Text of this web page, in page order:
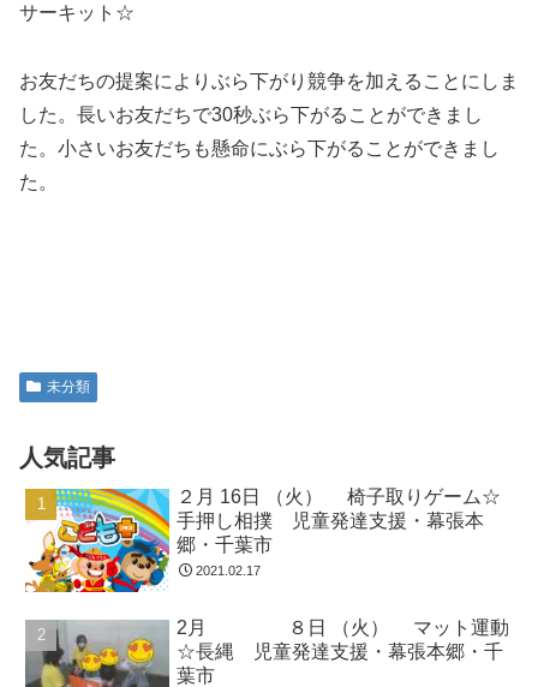
サーキット☆
お友だちの提案によりぶら下がり競争を加えることにしま
した。長いお友だちで30秒ぶら下がることができまし
た。小さいお友だちも懸命にぶら下がることができまし
た。
未分類
人気記事
２月 16日 （火） 椅子取りゲーム☆
手押し相撲 児童発達支援・幕張本
郷・千葉市
2021.02.17
2月 ８日 （火） マット運動
☆長縄 児童発達支援・幕張本郷・千
葉市